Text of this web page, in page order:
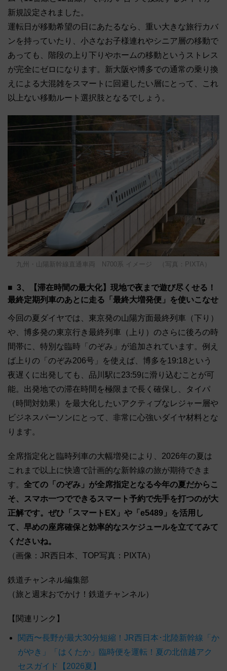
新規設定されました。
運転日が移動希望の日にあたるなら、重い大きな旅行カバ
ンを持っていたり、小さなお子様連れやシニア層の移動で
あっても、階段の上り下りやホームの移動というストレス
が完全にゼロになります。新大阪や博多での通常の乗り換
えによる大混雑をスマートに回避したい層にとって、これ
以上ない移動ルート選択肢となるでしょう。
九州・山陽新幹線直通車両 N700系 イメージ （写真：PIXTA）
3、【滞在時間の最大化】現地で夜まで遊び尽くせる！
最終定期列車のあとに走る「最終大増発便」を使いこなせ
今回の夏ダイヤでは、東京発の山陽方面最終列車（下り）
や、博多発の東京行き最終列車（上り）のさらに後ろの時
間帯に、特別な臨時「のぞみ」が追加されています。例え
ば上りの「のぞみ206号」を使えば、博多を19:18という
夜遅くに出発しても、品川駅に23:59に滑り込むことが可
能。出発地での滞在時間を極限まで長く確保し、タイパ
（時間対効果）を最大化したいアクティブなレジャー層や
ビジネスパーソンにとって、非常に心強いダイヤ材料とな
ります。
全席指定化と臨時列車の大幅増発により、2026年の夏は
これまで以上に快適で計画的な新幹線の旅が期待できま
す。 全ての「のぞみ」が全席指定となる今年の夏だからこ
そ、スマホ一つでできるスマート予約で先手を打つのが大
正解です。ぜひ「スマートEX」や「e5489」を活用し
て、早めの座席確保と効率的なスケジュールを立ててみて
くださいね。
（画像：JR西日本、TOP写真：PIXTA）
鉄道チャンネル編集部
（旅と週末おでかけ！鉄道チャンネル）
【関連リンク】
関西〜長野が最大30分短縮！JR西日本･北陸新幹線「か
がやき」「はくたか」臨時便を運転！夏の北信越アク
セスガイド【2026夏】